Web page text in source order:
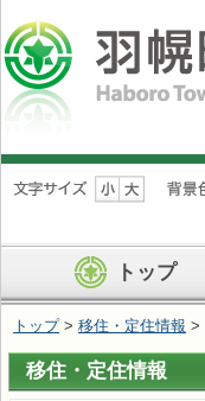
ナ
ビ
ン
を
ば
す
トップ
トップ> 移住・定住情報 >
移住・定住情報